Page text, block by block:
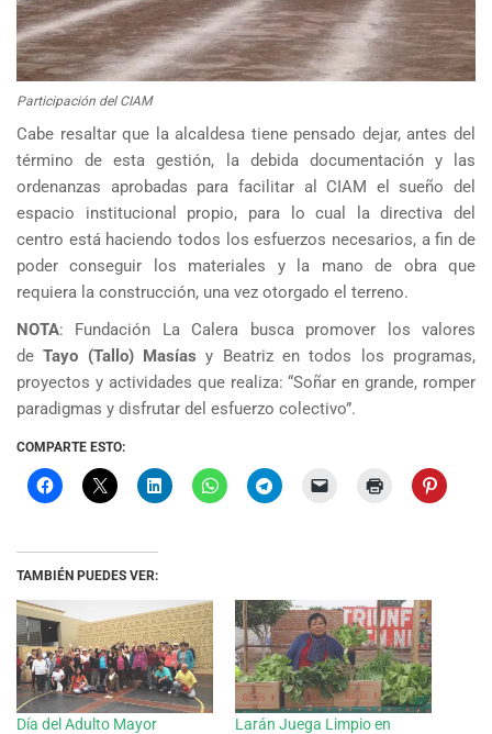
Participación del CIAM
Cabe resaltar que la alcaldesa tiene pensado dejar, antes del
término de esta gestión, la debida documentación y las
ordenanzas aprobadas para facilitar al CIAM el sueño del
espacio institucional propio, para lo cual la directiva del
centro está haciendo todos los esfuerzos necesarios, a fin de
poder conseguir los materiales y la mano de obra que
requiera la construcción, una vez otorgado el terreno.
NOTA: Fundación La Calera busca promover los valores
deTayo (Tallo) Masías y Beatriz en todos los programas,
proyectos y actividades que realiza: “Soñar en grande, romper
paradigmas y disfrutar del esfuerzo colectivo”.
COMPARTE ESTO:
TAMBIÉN PUEDES VER:
Día del Adulto Mayor
Larán Juega Limpio en